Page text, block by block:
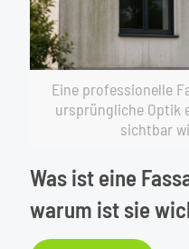
Eine professionelle
ursprüngliche Optik
sichtbar
Was ist eine
warum ist sie